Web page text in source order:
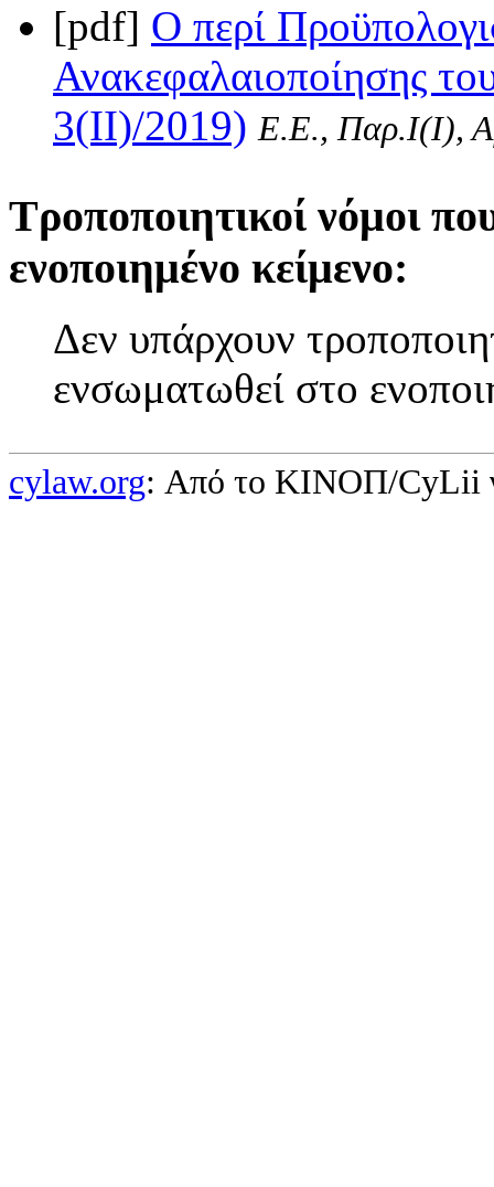
[pdf] Ο περί
Ανακεφαλαιοποίησης
3(II)/2019) Ε.Ε., Παρ.Ι(I),
Τροποποιητικοί νόμοι
ενοποιημένο κείμενο:
Δεν υπάρχουν
ενσωματωθεί στο
cylaw.org: Από το ΚΙΝOΠ/CyLii